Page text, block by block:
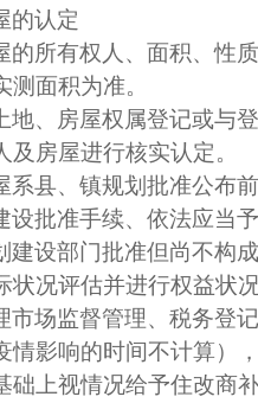
的认定
的所有权人、面积、
面积为准。
地、 房屋权属登记或与
房屋进行核实认定。
系县、镇规划批准公布
设批准手续、依法应当
建设部门批准但尚不构
状况评估并进行权益状
市场监督管理、税务
情影响的时间不计算）
础上视情况给予住改商